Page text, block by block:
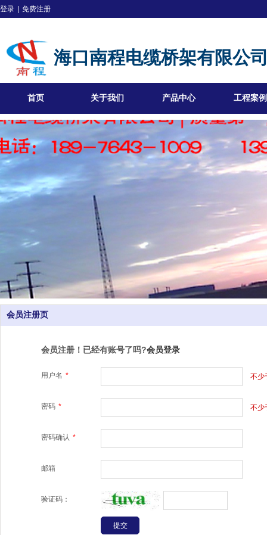
海口南程电缆桥架有限公
登录 免费注册
首页 关于我们 产品中心 工程案例
会员注册页
会员注册！已经有账号了吗?会员登录
用户名 * 不少
密码 * 不少
密码确认 *
邮箱
验证码：